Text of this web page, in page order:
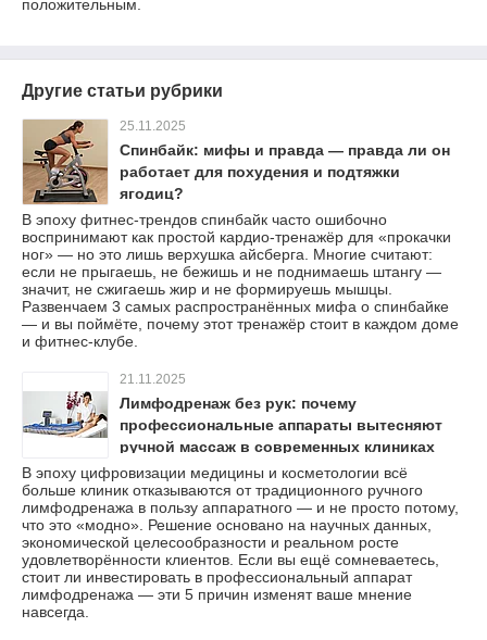
положительным.
Другие статьи рубрики
25.11.2025
Спинбайк: мифы и правда — правда ли он
работает для похудения и подтяжки
ягодиц?
В эпоху фитнес-трендов спинбайк часто ошибочно
воспринимают как простой кардио-тренажёр для «прокачки
ног» — но это лишь верхушка айсберга. Многие считают:
если не прыгаешь, не бежишь и не поднимаешь штангу —
значит, не сжигаешь жир и не формируешь мышцы.
Развенчаем 3 самых распространённых мифа о спинбайке
— и вы поймёте, почему этот тренажёр стоит в каждом доме
и фитнес-клубе.
21.11.2025
Лимфодренаж без рук: почему
профессиональные аппараты вытесняют
ручной массаж в современных клиниках
В эпоху цифровизации медицины и косметологии всё
больше клиник отказываются от традиционного ручного
лимфодренажа в пользу аппаратного — и не просто потому,
что это «модно». Решение основано на научных данных,
экономической целесообразности и реальном росте
удовлетворённости клиентов. Если вы ещё сомневаетесь,
стоит ли инвестировать в профессиональный аппарат
лимфодренажа — эти 5 причин изменят ваше мнение
навсегда.